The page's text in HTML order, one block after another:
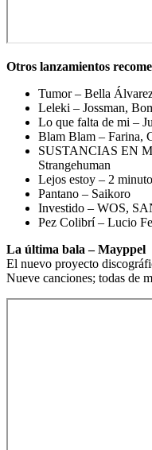
Otros lanzamientos
Tumor – Bella
Leleki – Jossman,
Lo que falta de mi –
Blam Blam – Farina,
SUSTANCIAS EN
Strangehuman
Lejos estoy – 2
Pantano – Saikoro
Investido – WOS,
Pez Colibrí – Lucio
La última bala – Mayppel
El nuevo proyecto
Nueve canciones; todas de